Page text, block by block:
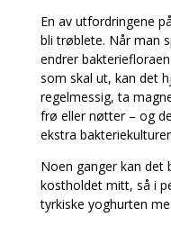
En av utfordringene på
bli trøblete. Når man
endrer
som skal ut, kan det
regelmessig, ta
frø eller nøtter – og
ekstra
Noen ganger kan det
kostholdet mitt, så i
tyrkiske yoghurten